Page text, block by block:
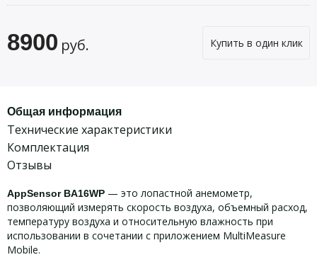
8900 руб. Купить в один клик
Общая информация
Технические характеристики
Комплектация
Отзывы
AppSensor BA16WP — это лопастной анемометр,
позволяющий измерять скорость воздуха, объемный расход,
температуру воздуха и относительную влажность при
использовании в сочетании с приложением MultiMeasure
Mobile.